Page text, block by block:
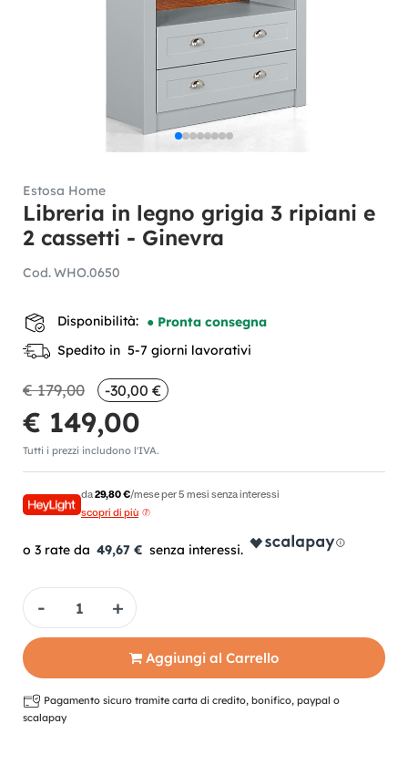
Estosa Home
Libreria in legno grigia 3 ripiani e
2 cassetti - Ginevra
Cod.WHO.0650
Disponibilità: ● Pronta consegna
Spedito in 5-7 giorni lavorativi
€ 179,00 -30,00 €
€ 149,00
Tutti i prezzi includono l'IVA.
da29,80 €/mese per 5 mesi senza interessi
scopri di più
49,67 €
Quantità
Aggiungi al Carrello
Pagamento sicuro tramite carta di credito, bonifico, paypal o
scalapay